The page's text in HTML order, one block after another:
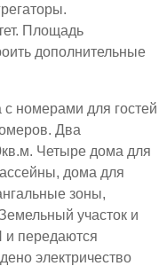
Площадь
дополнительные
номерами для гостей
Два
Четыре дома для
дома для
зоны,
участок и
и передаются
электричество